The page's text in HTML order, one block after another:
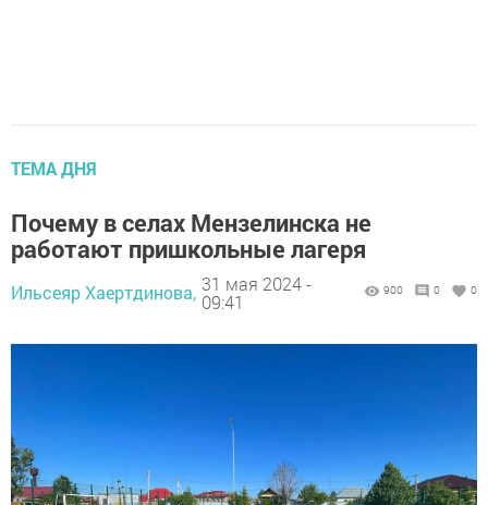
ТЕМА ДНЯ
Почему в селах Мензелинска не
работают пришкольные лагеря
Ильсеяр Хаертдинова, 31 мая 2024 -
09:41
900 0 0